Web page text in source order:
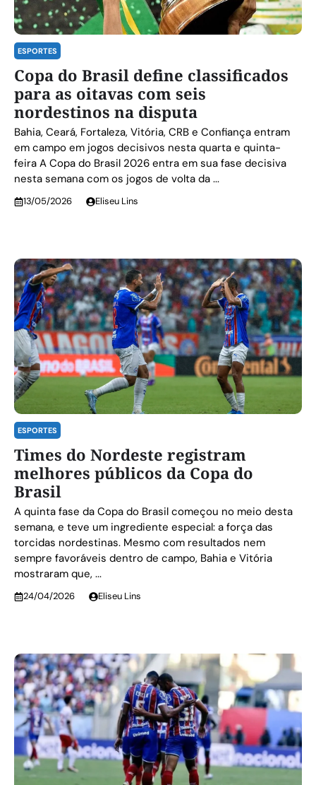
ESPORTES
Copa do Brasil define classificados
para as oitavas com seis
nordestinos na disputa
Bahia, Ceará, Fortaleza, Vitória, CRB e Confiança entram
em campo em jogos decisivos nesta quarta e quinta-
feira A Copa do Brasil 2026 entra em sua fase decisiva
nesta semana com os jogos de volta da ...
13/05/2026 Eliseu Lins
ESPORTES
Times do Nordeste registram
melhores públicos da Copa do
Brasil
A quinta fase da Copa do Brasil começou no meio desta
semana, e teve um ingrediente especial: a força das
torcidas nordestinas. Mesmo com resultados nem
sempre favoráveis dentro de campo, Bahia e Vitória
mostraram que, ...
24/04/2026 Eliseu Lins